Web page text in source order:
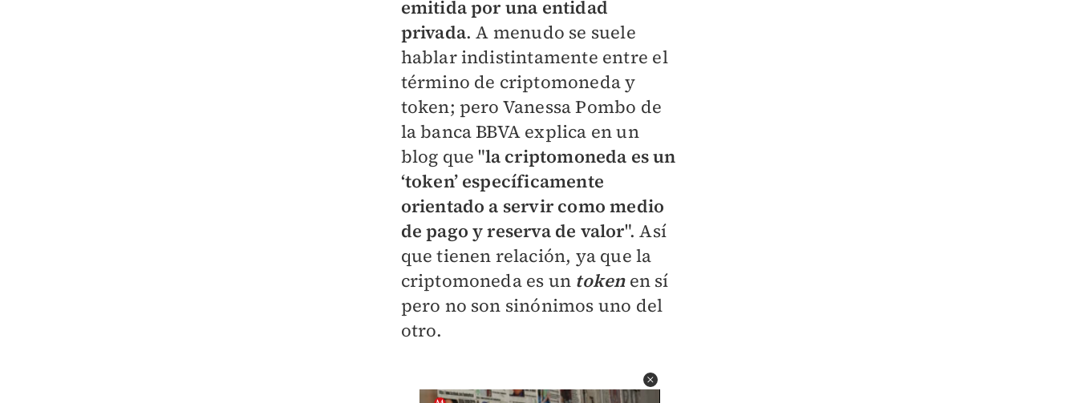
emitida por una entidad
privada. A menudo se suele
hablar indistintamente entre el
término de criptomoneda y
token; pero Vanessa Pombo de
la banca BBVA explica en un
blog que "la criptomoneda es un
‘token’ específicamente
orientado a servir como medio
de pago y reserva de valor". Así
que tienen relación, ya que la
criptomoneda es un token en sí
pero no son sinónimos uno del
otro.